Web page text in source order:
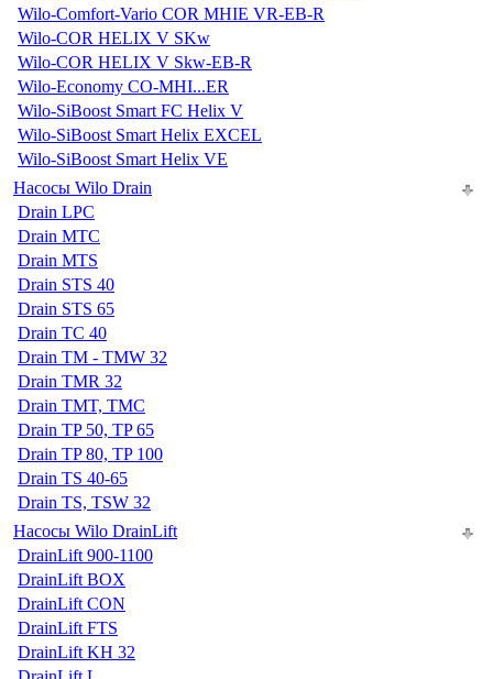
Wilo-Comfort-Vario COR MHIE VR-EB-R
Wilo-COR HELIX V SKw
Wilo-COR HELIX V Skw-EB-R
Wilo-Economy CO-MHI...ER
Wilo-SiBoost Smart FC Helix V
Wilo-SiBoost Smart Helix EXCEL
Wilo-SiBoost Smart Helix VE
Насосы Wilo Drain
Drain LPC
Drain MTC
Drain MTS
Drain STS 40
Drain STS 65
Drain TC 40
Drain TM - TMW 32
Drain TMR 32
Drain TMT, TMC
Drain TP 50, TP 65
Drain TP 80, TP 100
Drain TS 40-65
Drain TS, TSW 32
Насосы Wilo DrainLift
DrainLift 900-1100
DrainLift BOX
DrainLift CON
DrainLift FTS
DrainLift KH 32